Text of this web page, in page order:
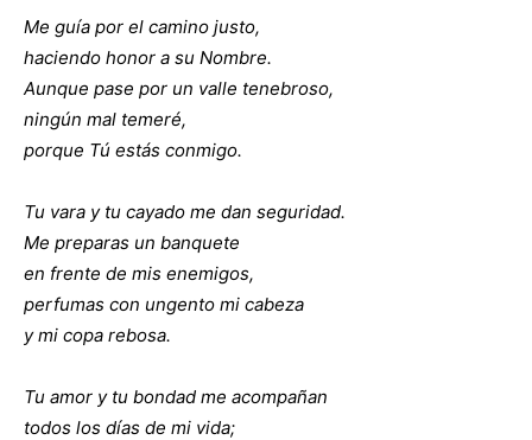
Me guía por el camino justo,
haciendo honor a su Nombre.
Aunque pase por un valle tenebroso,
ningún mal temeré,
porque Tú estás conmigo.
Tu vara y tu cayado me dan seguridad.
Me preparas un banquete
en frente de mis enemigos,
perfumas con ungento mi cabeza
y mi copa rebosa.
Tu amor y tu bondad me acompañan
todos los días de mi vida;